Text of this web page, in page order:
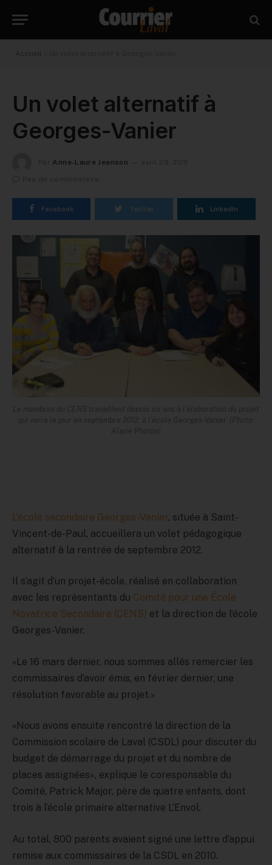
Un volet alternatif à
Georges-Vanier
Anne-Laure Jeanson
Facebook Twitter LinkedIn
L’école secondaire Georges-Vanier, située à Saint-
Vincent-de-Paul, accueillera un volet pédagogique
alternatif à la rentrée de septembre 2012.
Il s’agit d’un projet-école, réalisé en collaboration
avec les représentants du Comité pour une École
Novatrice Secondaire (CENS) et la direction de l’école
Georges-Vanier.
«Le 16 mars dernier, nous sommes allés remercier les
commissaires d’avoir émis, en février dernier, une
résolution favorable au projet.»
«Nous avons ensuite rencontré la direction de la
Commission scolaire de Laval (CSDL) pour discuter du
budget de démarrage du projet et du nombre de
places assignées», explique le coresponsable du
Comité, Patrick Major, père de quatre enfants, dont
trois à l’école primaire alternative L’Envol.
Au total, 800 parents avaient signé une lettre d’appui
remise aux commissaires de la CSDL en 2010.